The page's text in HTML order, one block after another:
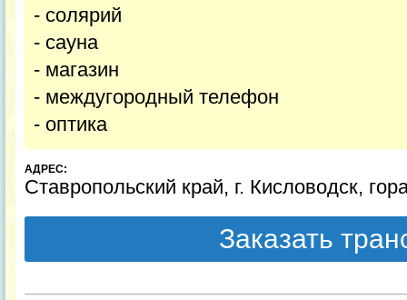
- солярий
- сауна
- магазин
- междугородный телефон
- оптика
АДРЕС:
Ставропольский край, г. Кисловодск,
Заказать